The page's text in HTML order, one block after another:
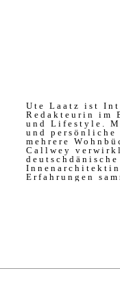
Ute Laatz ist
Redakteurin im
und Lifestyle.
und persönliche
mehrere
Callwey
Erfahrungen
anderem im
Nouvel in Paris,
gründete,
Holzmöbel im
entwirft. Von
Hansen gerade zu